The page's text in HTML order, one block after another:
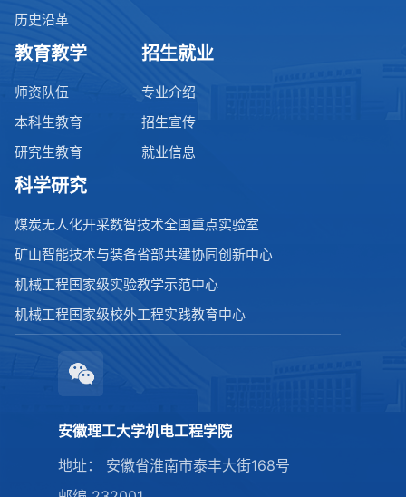
历史沿革
教育教学
师资队伍
本科生教育
研究生教育
招生就业
专业介绍
招生宣传
就业信息
科学研究
煤炭无人化开采数智技术全国重点实验室
矿山智能技术与装备省部共建协同创新中心
机械工程国家级实验教学示范中心
机械工程国家级校外工程实践教育中心
安徽理工大学机电工程学院
地址： 安徽省淮南市泰丰大街168号